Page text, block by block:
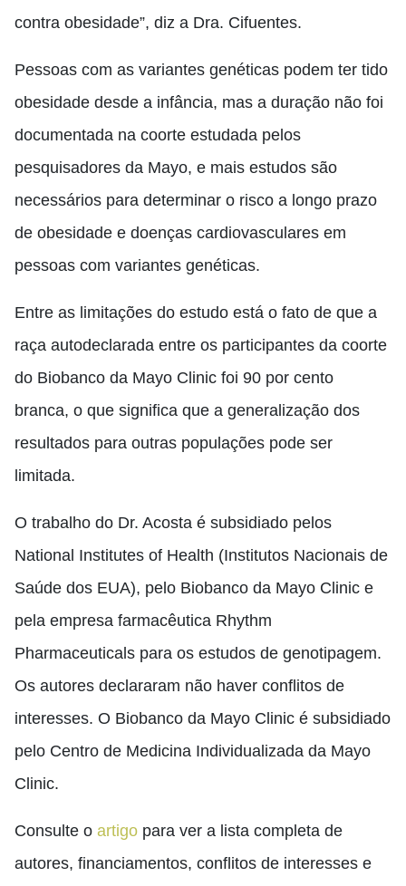
contra obesidade”, diz a Dra. Cifuentes.
Pessoas com as variantes genéticas podem ter tido
obesidade desde a infância, mas a duração não foi
documentada na coorte estudada pelos
pesquisadores da Mayo, e mais estudos são
necessários para determinar o risco a longo prazo
de obesidade e doenças cardiovasculares em
pessoas com variantes genéticas.
Entre as limitações do estudo está o fato de que a
raça autodeclarada entre os participantes da coorte
do Biobanco da Mayo Clinic foi 90 por cento
branca, o que significa que a generalização dos
resultados para outras populações pode ser
limitada.
O trabalho do Dr. Acosta é subsidiado pelos
National Institutes of Health (Institutos Nacionais de
Saúde dos EUA), pelo Biobanco da Mayo Clinic e
pela empresa farmacêutica Rhythm
Pharmaceuticals para os estudos de genotipagem.
Os autores declararam não haver conflitos de
interesses. O Biobanco da Mayo Clinic é subsidiado
pelo Centro de Medicina Individualizada da Mayo
Clinic.
Consulte o artigo para ver a lista completa de
autores, financiamentos, conflitos de interesses e